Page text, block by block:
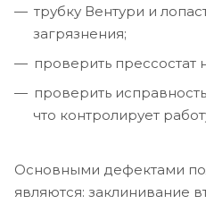
трубку Вентури и
загрязнения;
проверить прессостат
проверить
что контролирует
Основными дефектами
являются: заклинивание